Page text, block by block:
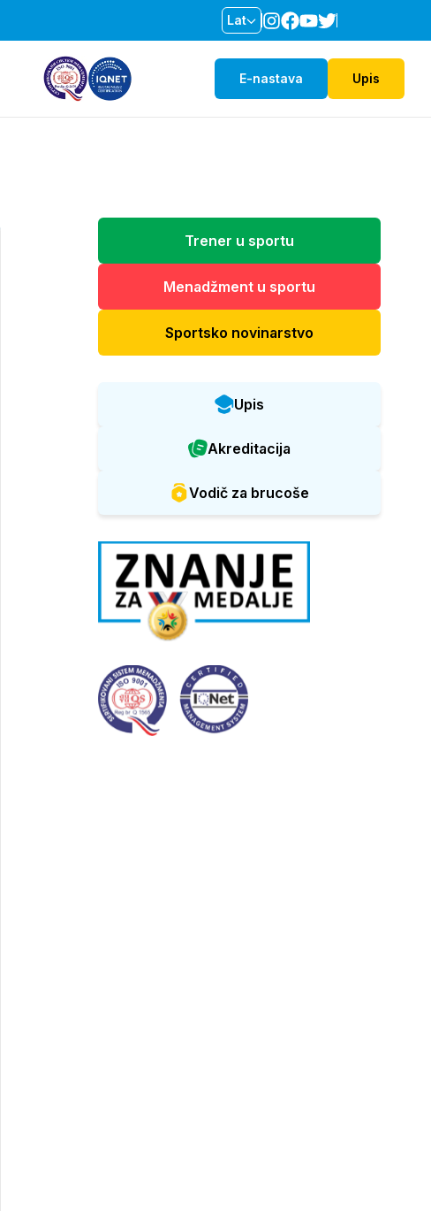
Lat
E-nastava Upis
Trener u sportu
Menadžment u sportu
Sportsko novinarstvo
Upis
Akreditacija
Vodič za brucoše